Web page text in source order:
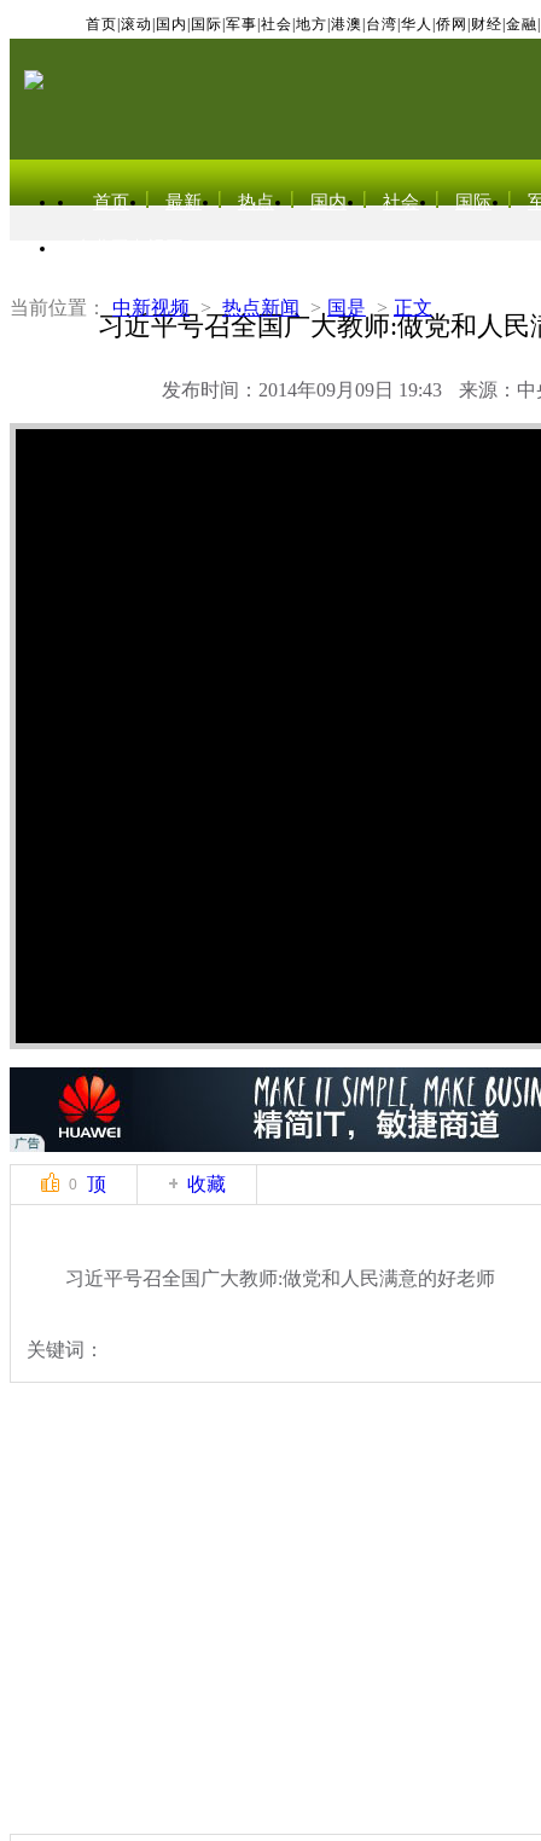
首页 滚动 国内 国际 军事 社会 地方 港澳 台湾 华人 侨网 财经 金融
首页 最新 热点 国内 社会 国际
当前位置： 中新视频 > 热点新闻 > 国是 > 正文
习近平号召全国广大教师:做党和人民
发布时间：2014年09月09日 19:43 来源：中
0 顶 收藏
习近平号召全国广大教师:做党和人民满意的好老师
关键词：